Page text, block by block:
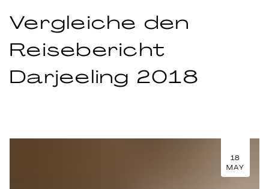
Vergleiche den
Reisebericht
Darjeeling 2018
18
MAY